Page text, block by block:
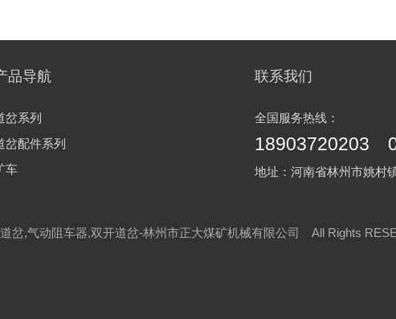
品导航
岔系列
岔配件系列
车
联系我们
全国服务热线：
18903720203
地址：河南省林州市姚村
岔,气动阻车器,双开道岔-林州市正大煤矿机械有限公司 All Rights